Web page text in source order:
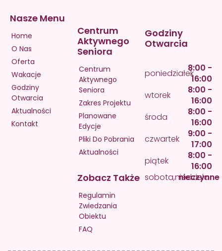
Nasze Menu
Home
O Nas
Oferta
Wakacje
Godziny
Otwarcia
Aktualności
Kontakt
Centrum
Aktywnego
Seniora
Centrum
Aktywnego
Seniora
Zakres Projektu
Planowane
Edycje
Pliki Do Pobrania
Aktualności
Zobacz Także
Regulamin
Zwiedzania
Obiektu
FAQ
Godziny
Otwarcia
poniedziałek8:00 -
16:00
wtorek
8:00 -
16:00
środa
8:00 -
16:00
czwartek
9:00 -
17:00
piątek
8:00 -
16:00
sobota,niedziela
nieczynne